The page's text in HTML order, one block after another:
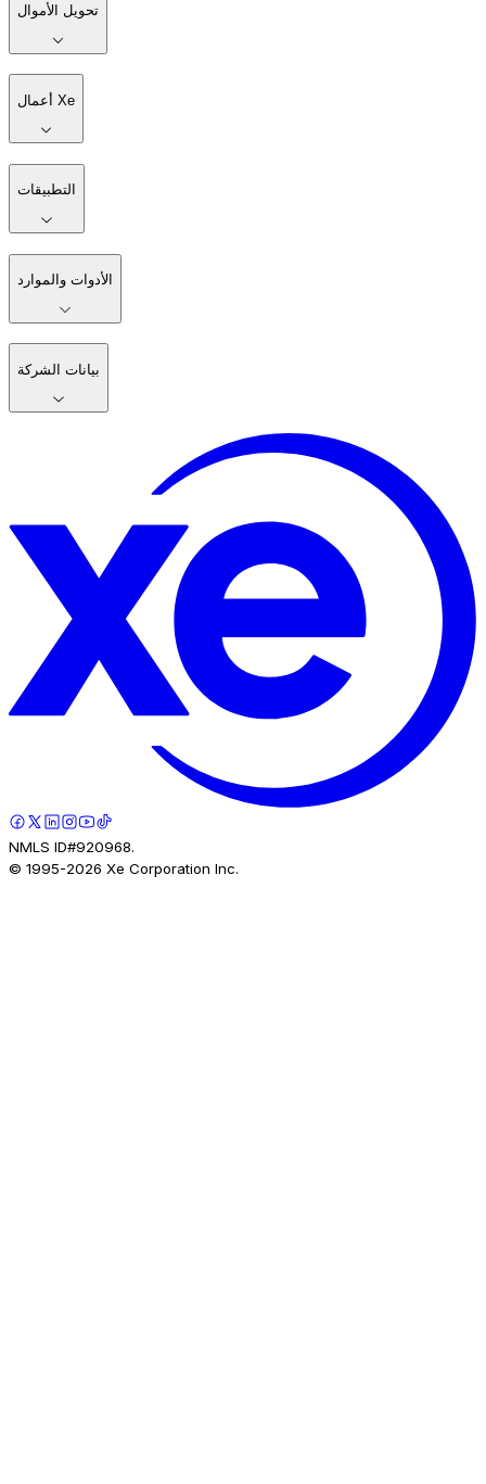
تحويل الأموال
أعمال Xe
التطبيقات
الأدوات والموارد
بيانات الشركة
NMLS ID#920968.
© 1995-2026 Xe Corporation Inc.